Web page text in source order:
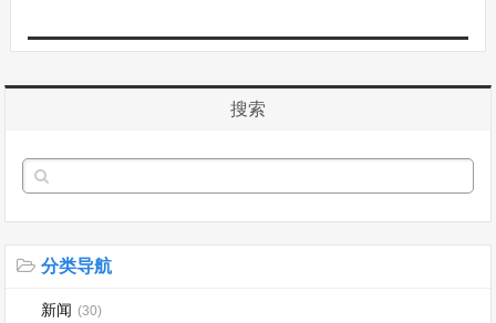
搜索
分类导航
新闻 (30)